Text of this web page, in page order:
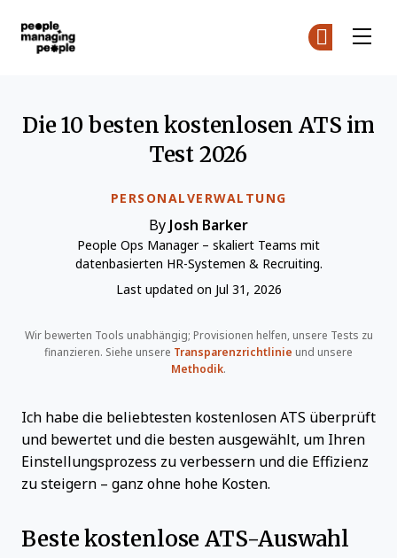
PERSONALVERWALTUNG
Die 10 besten kostenlosen ATS im
Test 2026
By Josh Barker
People Ops Manager – skaliert Teams mit
datenbasierten HR-Systemen & Recruiting.
Last updated on Jul 31, 2026
Wir bewerten Tools unabhängig; Provisionen helfen, unsere Tests zu
finanzieren. Siehe unsere Transparenzrichtlinie und unsere
Methodik.
Ich habe die beliebtesten kostenlosen ATS überprüft
und bewertet und die besten ausgewählt, um Ihren
Einstellungsprozess zu verbessern und die Effizienz
zu steigern – ganz ohne hohe Kosten.
Beste kostenlose ATS-Auswahl